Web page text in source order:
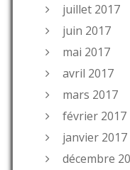
juillet 2017
juin 2017
mai 2017
avril 2017
mars 2017
février 2017
janvier 2017
décembre